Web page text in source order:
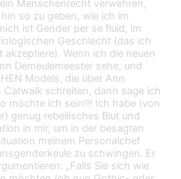
Menschenrecht verwehren,
so zu geben, wie ich im
ist Gender per se fluid, im
Geschlecht (das ich
akzeptiere). Wenn ich die neuen
Demeulemeester sehe, und
Models, die über Ann
Catwalk schreiten, dann sage ich
möchte ich sein!!! Ich habe (von
genug rebellisches Blut und
in mir, um in der besagten
meinem Personalchef
zu schwingen. Er
„Falls Sie sich wie